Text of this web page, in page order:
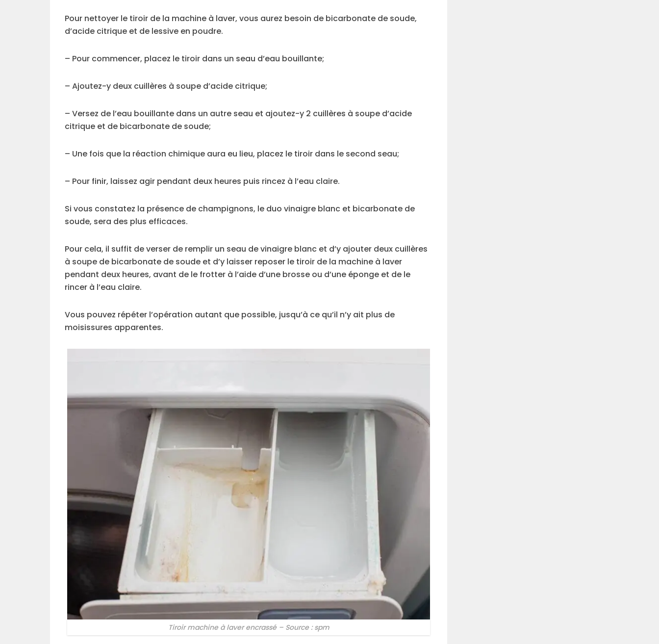
Pour nettoyer le tiroir de la machine à laver, vous aurez besoin de bicarbonate de soude,
d’acide citrique et de lessive en poudre.
– Pour commencer, placez le tiroir dans un seau d’eau bouillante;
– Ajoutez-y deux cuillères à soupe d’acide citrique;
– Versez de l’eau bouillante dans un autre seau et ajoutez-y 2 cuillères à soupe d’acide
citrique et de bicarbonate de soude;
– Une fois que la réaction chimique aura eu lieu, placez le tiroir dans le second seau;
– Pour finir, laissez agir pendant deux heures puis rincez à l’eau claire.
Si vous constatez la présence de champignons, le duo vinaigre blanc et bicarbonate de
soude, sera des plus efficaces.
Pour cela, il suffit de verser de remplir un seau de vinaigre blanc et d’y ajouter deux cuillères
à soupe de bicarbonate de soude et d’y laisser reposer le tiroir de la machine à laver
pendant deux heures, avant de le frotter à l’aide d’une brosse ou d’une éponge et de le
rincer à l’eau claire.
Vous pouvez répéter l’opération autant que possible, jusqu’à ce qu’il n’y ait plus de
moisissures apparentes.
Tiroir machine à laver encrassé – Source : spm